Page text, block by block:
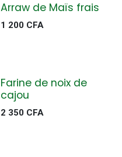
Arraw de Maïs frais
1 200CFA
Farine de noix de
cajou
2 350CFA